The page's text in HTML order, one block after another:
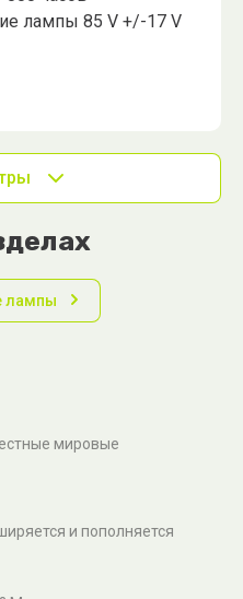
лампы 85 V +/-17 V
лампы
мировые
и пополняется